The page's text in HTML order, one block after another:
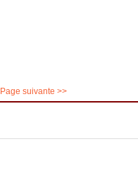
Page suivante >>